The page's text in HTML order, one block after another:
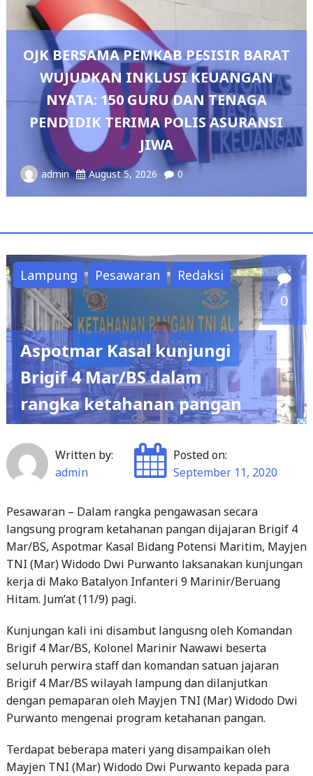
BARAT
Pedang Pora Sambut Kombes
Sianipar, Babak Baru
Polresta Bandar
admin August 4, 2026
Lampung Pesawaran Redaksi
0
Aspotmar Kasal kunjungi
Brigif 4 Mar/BS dalam
rangka ketahanan pangan
Written by:
admin
Posted on:
September 11, 2020
Pesawaran – Dalam rangka pengawasan secara
langsung program ketahanan pangan dijajaran Brigif 4
Mar/BS, Aspotmar Kasal Bidang Potensi Maritim, Mayjen
TNI (Mar) Widodo Dwi Purwanto laksanakan kunjungan
kerja di Mako Batalyon Infanteri 9 Marinir/Beruang
Hitam. Jum’at (11/9) pagi.
Kunjungan kali ini disambut langusng oleh Komandan
Brigif 4 Mar/BS, Kolonel Marinir Nawawi beserta
seluruh perwira staff dan komandan satuan jajaran
Brigif 4 Mar/BS wilayah lampung dan dilanjutkan
dengan pemaparan oleh Mayjen TNI (Mar) Widodo Dwi
Purwanto mengenai program ketahanan pangan.
Terdapat beberapa materi yang disampaikan oleh
Mayjen TNI (Mar) Widodo Dwi Purwanto kepada para